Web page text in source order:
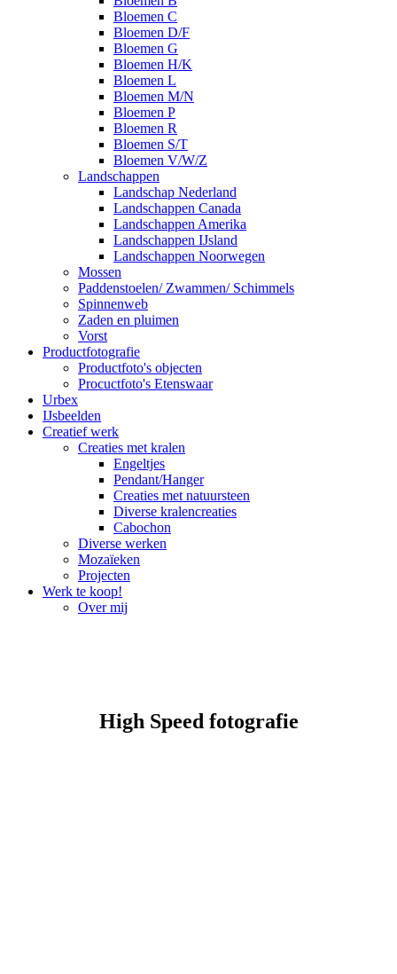
Bloemen C
Bloemen D/F
Bloemen G
Bloemen H/K
Bloemen L
Bloemen M/N
Bloemen P
Bloemen R
Bloemen S/T
Bloemen V/W/Z
Landschappen
Landschap Nederland
Landschappen Canada
Landschappen Amerika
Landschappen IJsland
Landschappen Noorwegen
Mossen
Paddenstoelen/ Zwammen/ Schimmels
Spinnenweb
Zaden en pluimen
Vorst
Productfotografie
Productfoto's objecten
Procuctfoto's Etenswaar
Urbex
IJsbeelden
Creatief werk
Creaties met kralen
Engeltjes
Pendant/Hanger
Creaties met natuursteen
Diverse kralencreaties
Cabochon
Diverse werken
Mozaïeken
Projecten
Werk te koop!
Over mij
High Speed fotografie